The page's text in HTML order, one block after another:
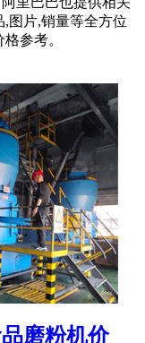
图片,销量等全方位
参考。
磨粉机价